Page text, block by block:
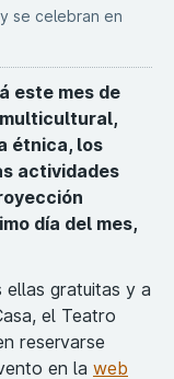
se celebran en
este mes de
étnica, los
actividades
día del mes,
gratuitas y a
el Teatro
reservarse
en la web